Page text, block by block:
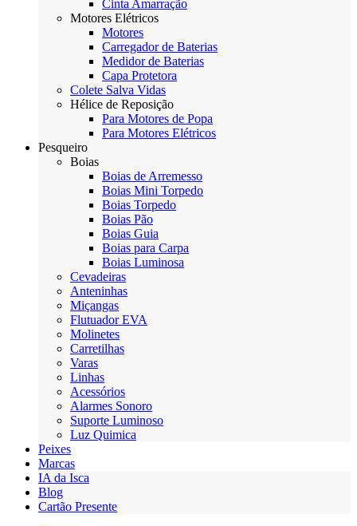
Cinta Amarração
Motores Elétricos
Motores
Carregador de Baterias
Medidor de Baterias
Capa Protetora
Colete Salva Vidas
Hélice de Reposição
Para Motores de Popa
Para Motores Elétricos
Pesqueiro
Boias
Boias de Arremesso
Boias Mini Torpedo
Boias Torpedo
Boias Pão
Boias Guia
Boias para Carpa
Boias Luminosa
Cevadeiras
Anteninhas
Miçangas
Flutuador EVA
Molinetes
Carretilhas
Varas
Linhas
Acessórios
Alarmes Sonoro
Suporte Luminoso
Luz Quimica
Peixes
Marcas
IA da Isca
Blog
Cartão Presente